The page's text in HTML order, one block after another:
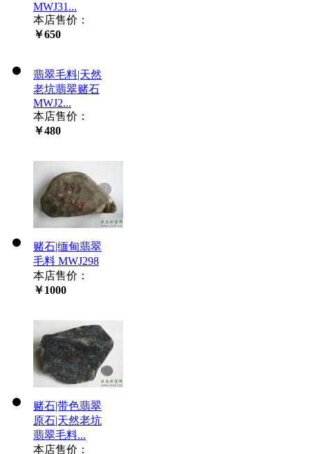
MWJ31...
本店售价：
￥650
翡翠毛料|天然
老坑翡翠赌石
MWJ2...
本店售价：
￥480
赌石|缅甸翡翠
毛料 MWJ298
本店售价：
￥1000
赌石|带色翡翠
原石|天然老坑
翡翠毛料...
本店售价：